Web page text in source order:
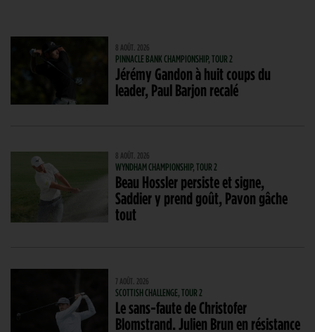
8 AOÛT. 2026
PINNACLE BANK CHAMPIONSHIP, TOUR 2
Jérémy Gandon à huit coups du
leader, Paul Barjon recalé
8 AOÛT. 2026
WYNDHAM CHAMPIONSHIP, TOUR 2
Beau Hossler persiste et signe,
Saddier y prend goût, Pavon gâche
tout
7 AOÛT. 2026
SCOTTISH CHALLENGE, TOUR 2
Le sans-faute de Christofer
Blomstrand. Julien Brun en résistance